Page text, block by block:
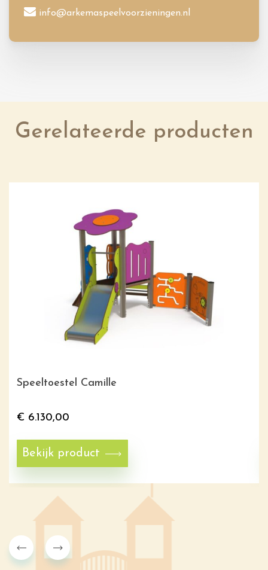
info@arkemaspeelvoorzieningen.nl
Gerelateerde producten
Speeltoestel Camille
€ 6.130,00
Bekijk product